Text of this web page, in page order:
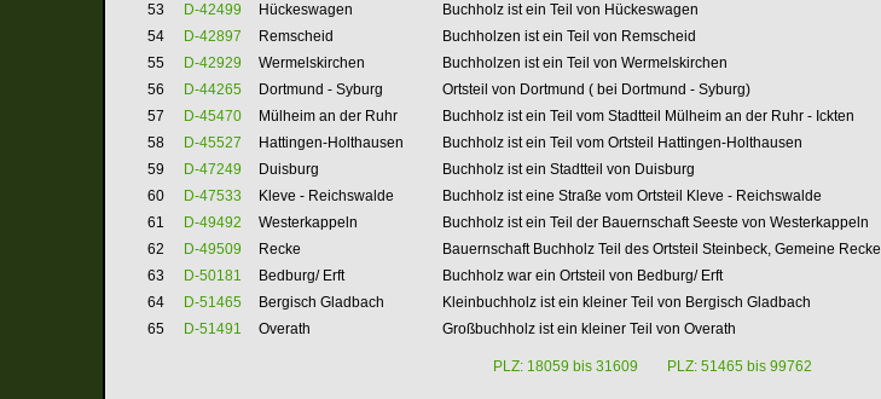
53
D-42499 Hückeswagen Buchholz ist einTeil von Hückeswagen
54
D-42897 Remscheid Buchholzen ist einTeil von Remscheid
55
D-42929 Wermelskirchen Buchholzen ist einTeil von Wermelskirchen
56
D-44265 Dortmund - Syburg Ortsteil von Dortmund ( bei Dortmund - Syburg)
57
D-45470 Mülheim an der Ruhr Buchholz ist einTeil vom Stadtteil Mülheim an der Ruhr - Ickten
58
D-45527 Hattingen-Holthausen Buchholz ist ein Teil vom Ortsteil Hattingen-Holthausen
59
D-47249 Duisburg Buchholz ist einStadtteil von Duisburg
60
D-47533 Kleve - Reichswalde Buchholz ist eine Straße vom Ortsteil Kleve - Reichswalde
61
D-49492 Westerkappeln Buchholz ist einTeil der Bauernschaft Seeste von Westerkappeln
62
D-49509 Recke Bauernschaft Buchholz Teil des Ortsteil Steinbeck, Gemeine Recke
63
D-50181 Bedburg/ Erft Buchholz war einOrtsteil von Bedburg/ Erft
64
D-51465 Bergisch Gladbach Kleinbuchholz ist ein kleiner Teil von Bergisch Gladbach
65
D-51491 Overath Großbuchholzist ein kleiner Teil von Overath
PLZ: 18059 bis 31609 PLZ: 51465 bis 99762